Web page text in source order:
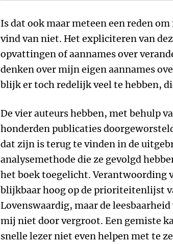
Is dat ook maar meteen een reden
vind van niet. Het expliciteren van
opvattingen of aannames over
denken over mijn eigen aannames
blijk er toch redelijk veel te hebben,
De vier auteurs hebben, met behulp
honderden publicaties
dat zijn is terug te vinden in de
analysemethode die ze gevolgd
het boek toegelicht. Verantwoording
blijkbaar hoog op de prioriteitenlijst
Lovenswaardig, maar de
mij niet door vergroot. Een gemiste
snelle lezer niet even helpen met te